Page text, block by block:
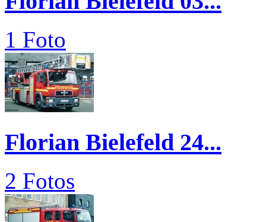
1 Foto
Florian Bielefeld 24...
2 Fotos